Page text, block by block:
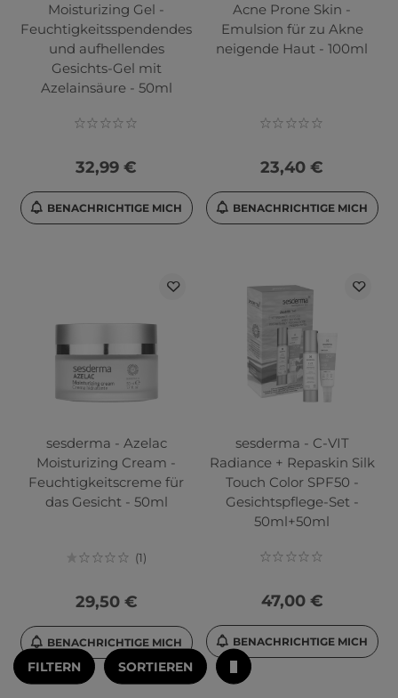
Moisturizing Gel -
Feuchtigkeitsspendendes
und aufhellendes
Gesichts-Gel mit
Azelainsäure - 50ml
32,99 €
BENACHRICHTIGE MICH
Acne Prone Skin -
Emulsion für zu Akne
neigende Haut - 100ml
23,40 €
BENACHRICHTIGE MICH
sesderma - Azelac
Moisturizing Cream -
Feuchtigkeitscreme für
das Gesicht - 50ml
1
29,50 €
BENACHRICHTIGE MICH
sesderma - C-VIT
Radiance + Repaskin Silk
Touch Color SPF50 -
Gesichtspflege-Set -
50ml+50ml
47,00 €
BENACHRICHTIGE MICH
FILTERN SORTIEREN